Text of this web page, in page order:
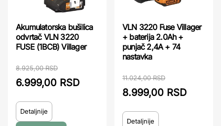
Akumulatorska bušilica
odvrtač VLN 3220
FUSE (1BCB) Villager
8.925,00 RSD
6.999,00 RSD
Detaljnije
VLN 3220 Fuse Villager
+ baterija 2.0Ah +
punjač 2,4A + 74
nastavka
11.024,00 RSD
8.999,00 RSD
Detaljnije